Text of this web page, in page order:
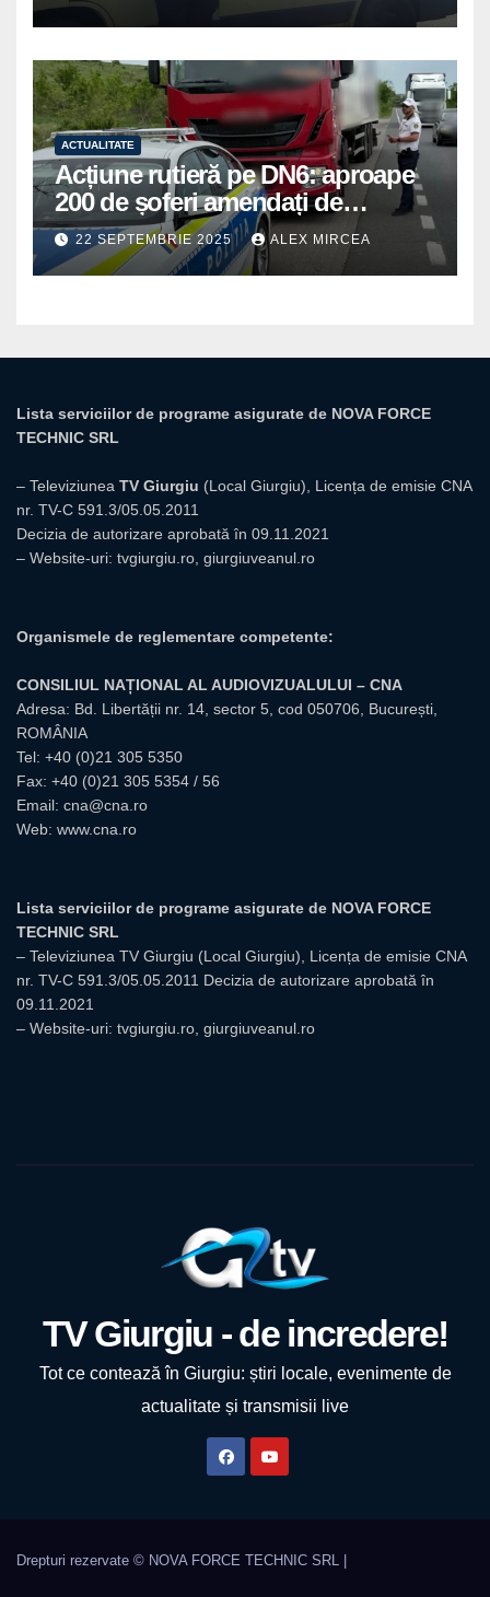
ACTUALITATE
Acțiune rutieră pe DN6: aproape
200 de șoferi amendați de
polițiștii din Mihăilești
22 SEPTEMBRIE 2025 ALEX MIRCEA
Lista serviciilor de programe asigurate de NOVA FORCE
TECHNIC SRL
– Televiziunea TV Giurgiu (Local Giurgiu), Licența de emisie CNA
nr. TV-C 591.3/05.05.2011
Decizia de autorizare aprobată în 09.11.2021
– Website-uri: tvgiurgiu.ro giurgiuveanul.ro
Organismele de reglementare competente:
CONSILIUL NAȚIONAL AL AUDIOVIZUALULUI – CNA
Adresa: Bd. Libertății nr. 14, sector 5, cod 050706, București,
ROMÂNIA
Tel: +40 (0)21 305 5350
Fax: +40 (0)21 305 5354 / 56
Email: cna@cna.ro
Web: www.cna.ro
Lista serviciilor de programe asigurate de NOVA FORCE
TECHNIC SRL
– Televiziunea TV Giurgiu (Local Giurgiu), Licența de emisie CNA
nr. TV-C 591.3/05.05.2011 Decizia de autorizare aprobată în
09.11.2021
– Website-uri: tvgiurgiu.ro, giurgiuveanul.ro
TV Giurgiu - de incredere!
Tot ce contează în Giurgiu: știri locale, evenimente de
actualitate și transmisii live